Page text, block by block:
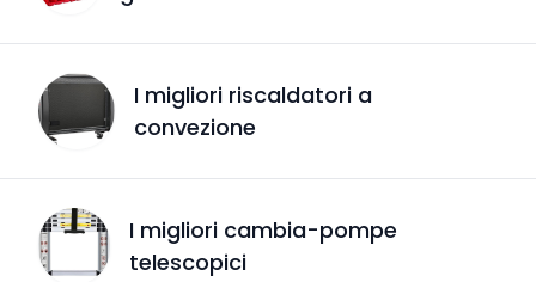
I migliori riscaldatori a
convezione
I migliori cambia-pompe
telescopici